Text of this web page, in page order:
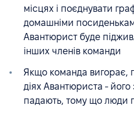
місцях і поєднувати
домашніми
Авантюрист буде
інших членів команди
Якщо команда вигорає,
діях Авантюриста - його
падають, тому що люди